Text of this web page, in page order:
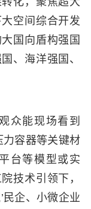
空间综合开发
国向盾构强国
、海洋强国、
众能现场看到
力容器等关键材
台等模型或实
技术引领下，
民企、小微企业